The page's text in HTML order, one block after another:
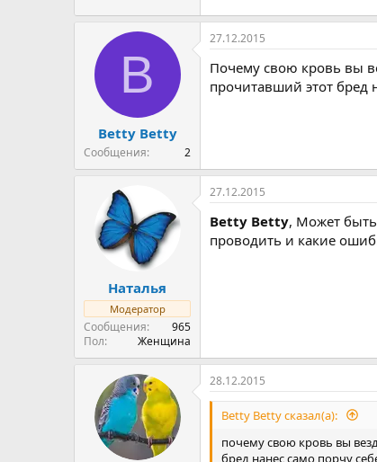
B
Betty Betty
Сообщения 2
27.12.2015
Почему свою кровь вы
прочитавший этот бред
Наталья
Модератор
Сообщения
965
Пол
Женщина
27.12.2015
Betty Betty, Может быть
проводить и какие
28.12.2015
Betty Betty сказал(а):
почему свою кровь вы
бред нанес само порчу